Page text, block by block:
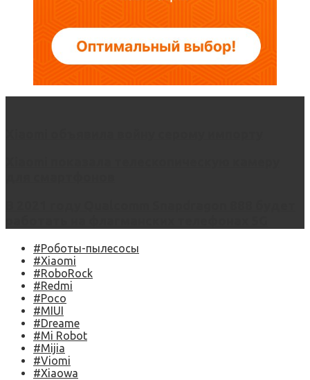
#Роботы-пылесосы
#Xiaomi
#RoboRock
#Redmi
#Poco
#MIUI
#Dreame
#Mi Robot
#Mijia
#Viomi
#Xiaowa